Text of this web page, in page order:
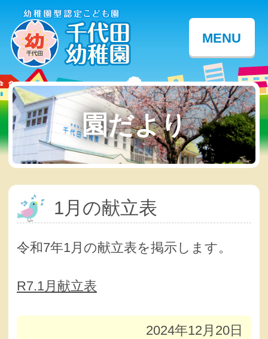
MENU
園だより
1月の献立表
令和7年1月の献立表を掲示します。
R7.1月献立表
2024年12月20日